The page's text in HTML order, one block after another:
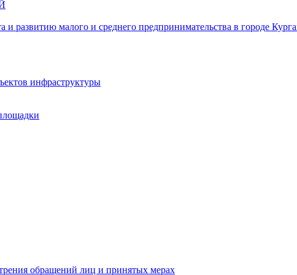
развитию малого и среднего предпринимательства в городе
инфраструктуры
обращений лиц и принятых мерах